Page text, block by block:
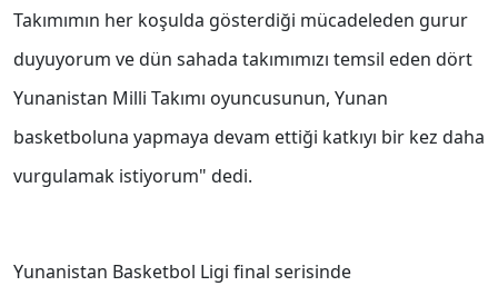
Takımımın her koşulda gösterdiği mücadeleden gurur
duyuyorum ve dün sahada takımımızı temsil eden dört
Yunanistan Milli Takımı oyuncusunun, Yunan
basketboluna yapmaya devam ettiği katkıyı bir kez daha
vurgulamak istiyorum" dedi.
Yunanistan Basketbol Ligi final serisinde